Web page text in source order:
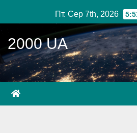
до
вмісту
Пт. Сер 7th, 2026
2000 UA